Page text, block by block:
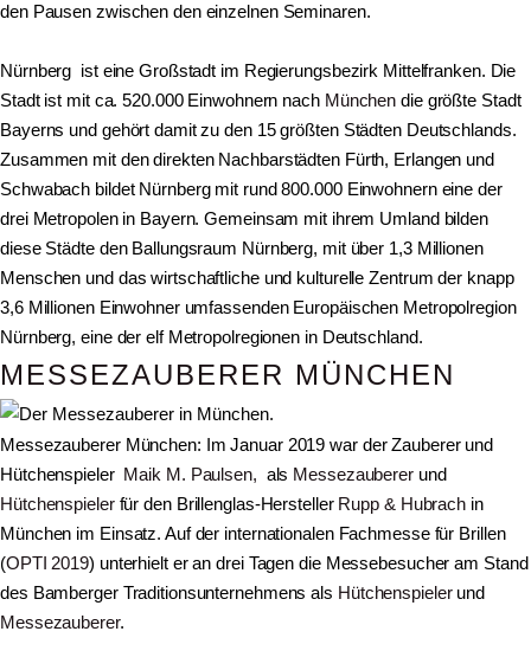
den Pausen zwischen den einzelnen Seminaren.
Nürnberg ist eine Großstadt im Regierungsbezirk Mittelfranken. Die
Stadt ist mit ca. 520.000 Einwohnern nach München die größte Stadt
Bayerns und gehört damit zu den 15 größten Städten Deutschlands.
Zusammen mit den direkten Nachbarstädten Fürth, Erlangen und
Schwabach bildet Nürnberg mit rund 800.000 Einwohnern eine der
drei Metropolen in Bayern. Gemeinsam mit ihrem Umland bilden
diese Städte den Ballungsraum Nürnberg, mit über 1,3 Millionen
Menschen und das wirtschaftliche und kulturelle Zentrum der knapp
3,6 Millionen Einwohner umfassenden Europäischen Metropolregion
Nürnberg, eine der elf Metropolregionen in Deutschland.
MESSEZAUBERER MÜNCHEN
Messezauberer München: Im Januar 2019 war der Zauberer und
Hütchenspieler Maik M. Paulsen, als Messezauberer und
Hütchenspielerfür den Brillenglas-Hersteller Rupp & Hubrach in
München im Einsatz. Auf der internationalen Fachmesse für Brillen
(OPTI 2019) unterhielt er an drei Tagen die Messebesucher am Stand
des Bamberger Traditionsunternehmens als Hütchenspielerund
Messezauberer.